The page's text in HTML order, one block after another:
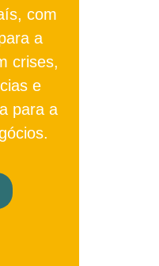
com
a
crises,
e
para a